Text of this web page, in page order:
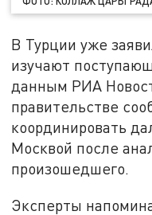
В Турции уже
изучают
данным РИА
правительстве
координировать
Москвой после
произошедшего.
Эксперты